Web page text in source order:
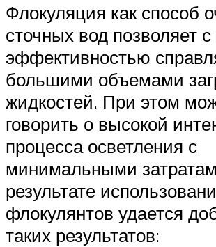
Флокуляция как способ
сточных вод позволяет
эффективностью
большими объемами
жидкостей. При этом
говорить о высокой
процесса осветления с
минимальными
результате
флокулянтов удается
таких результатов: